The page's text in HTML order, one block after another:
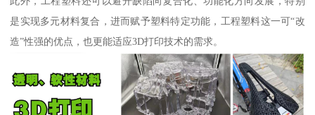
是实现多元材料复合，进而赋予塑料特定功能，工程塑料这一可“改
造”性强的优点，也更能适应3D打印技术的需求。